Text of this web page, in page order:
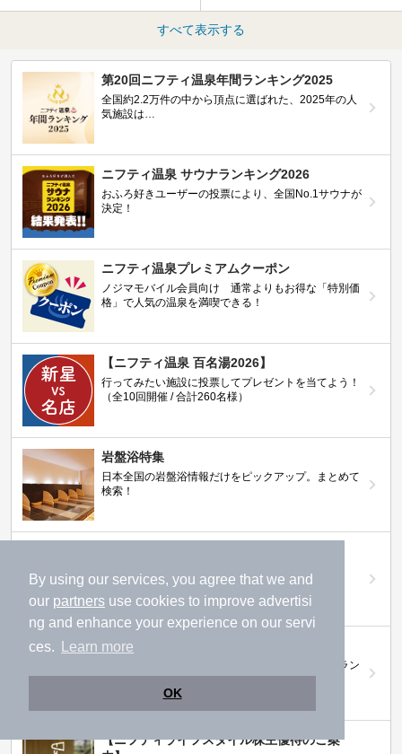
By using our services, you agree that we and
our partners use cookies to improve advertisi
ng and enhance your experience on our servi
ces.
Learn more
OK
すべて表示する
第20回ニフティ温泉年間ランキング2025
全国約2.2万件の中から頂点に選ばれた、2025年の人
気施設は…
ニフティ温泉 サウナランキング2026
おふろ好きユーザーの投票により、全国No.1サウナが
決定！
ニフティ温泉プレミアムクーポン
ノジマモバイル会員向け 通常よりもお得な「特別価
格」で人気の温泉を満喫できる！
【ニフティ温泉 百名湯2026】
行ってみたい施設に投票してプレゼントを当てよう！
（全10回開催 / 合計260名様）
岩盤浴特集
日本全国の岩盤浴情報だけをピックアップ。まとめて
検索！
ニフティ温泉 おふろパス
温浴施設をお得に楽しめるサブスクリプションプラン
【ニフティライフスタイル株主優待のご案